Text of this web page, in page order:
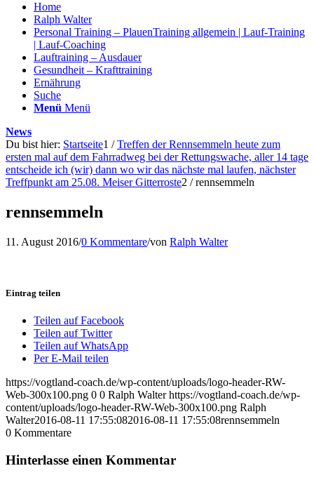
Home
Ralph Walter
Personal Training – PlauenTraining allgemein | Lauf-Training
| Lauf-Coaching
Lauftraining – Ausdauer
Gesundheit – Krafttraining
Ernährung
Suche
Menü Menü
News
Du bist hier: Startseite1 / Treffen der Rennsemmeln heute zum
ersten mal auf dem Fahrradweg bei der Rettungswache, aller 14 tage
entscheide ich (wir) dann wo wir das nächste mal laufen, nächster
Treffpunkt am 25.08. Meiser Gitterroste2 / rennsemmeln
rennsemmeln
11. August 2016/0 Kommentare/von Ralph Walter
Eintrag teilen
Teilen auf Facebook
Teilen auf Twitter
Teilen auf WhatsApp
Per E-Mail teilen
https://vogtland-coach.de/wp-content/uploads/logo-header-RW-
Web-300x100.png 0 0 Ralph Walter https://vogtland-coach.de/wp-
content/uploads/logo-header-RW-Web-300x100.png Ralph
Walter2016-08-11 17:55:082016-08-11 17:55:08rennsemmeln
0 Kommentare
Hinterlasse einen Kommentar